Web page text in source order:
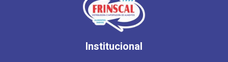
Institucional